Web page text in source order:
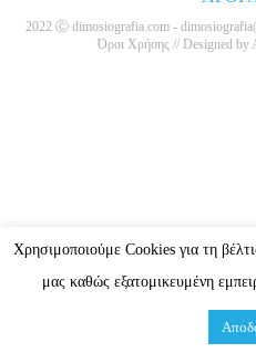
2022 Ⓒ dimosiografia.com -
Όροι Χρήσης// Designed by
Χρησιμοποιούμε Cookies για τη
μας καθώς εξατομικευμένη